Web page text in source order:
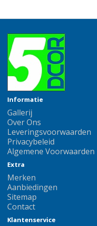
Informatie
Gallerij
Over Ons
Leveringsvoorwaarden
Privacybeleid
Algemene Voorwaarden
Extra
Merken
Aanbiedingen
Sitemap
Contact
Klantenservice